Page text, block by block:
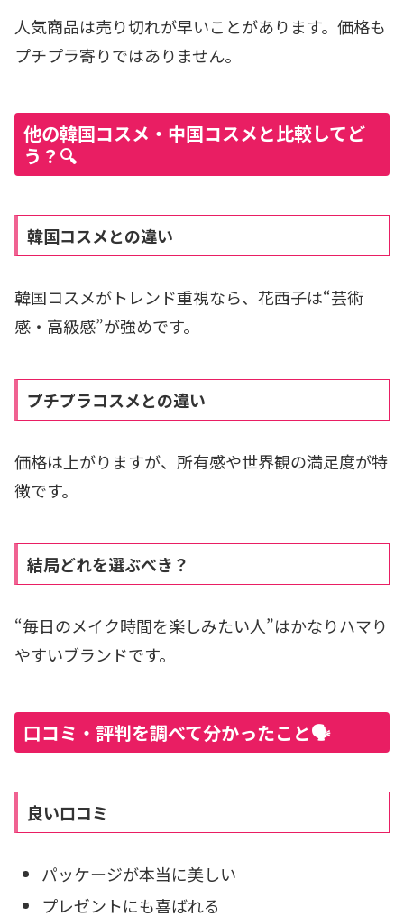
人気商品は売り切れが早いことがあります。価格も
プチプラ寄りではありません。
他の韓国コスメ・中国コスメと比較してど
う？🔍
韓国コスメとの違い
韓国コスメがトレンド重視なら、花西子は“芸術
感・高級感”が強めです。
プチプラコスメとの違い
価格は上がりますが、所有感や世界観の満足度が特
徴です。
結局どれを選ぶべき？
“毎日のメイク時間を楽しみたい人”はかなりハマり
やすいブランドです。
口コミ・評判を調べて分かったこと🗣️
良い口コミ
パッケージが本当に美しい
プレゼントにも喜ばれる